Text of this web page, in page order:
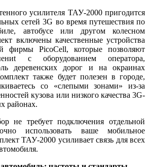
усилителя ТАУ-2000 пригодится
сетей 3G во время путешествия по
автобусе или другом колесном
включены качественные устройства
фирмы PicoCell, которые позволяют
с оборудованием оператора,
деревенских дорог и на окраинах
также будет полезен в городе,
со «слепыми зонами» из-за
кузова или низкого качества 3G-
районах.
не требует подключения отдельной
использовать ваше мобильное
ТАУ-2000 усиливает связь для всех